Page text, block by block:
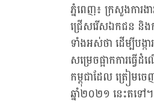
ភ្នំពេញ៖ ក្រសួងការ
ជ្រើសរើសឯកជន និង
ទាំងអស់ថា ដើម្បីបង្ក
សម្រេចផ្អាកការធ្វ
កម្ពុជាដែល ត្រៀមច
ឆ្នាំ២០២១ នេះតទៅ។